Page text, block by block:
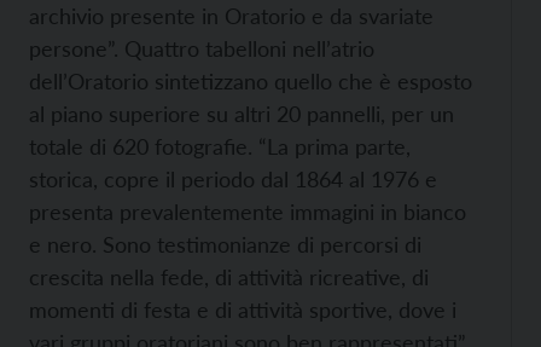
archivio presente in Oratorio e da svariate
persone”. Quattro tabelloni nell’atrio
dell’Oratorio sintetizzano quello che è esposto
al piano superiore su altri 20 pannelli, per un
totale di 620 fotografie. “La prima parte,
storica, copre il periodo dal 1864 al 1976 e
presenta prevalentemente immagini in bianco
e nero. Sono testimonianze di percorsi di
crescita nella fede, di attività ricreative, di
momenti di festa e di attività sportive, dove i